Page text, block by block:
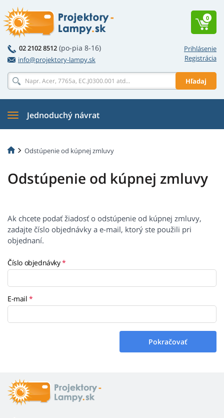
Prihlásenie
Registrácia
02 2102 8512 (po-pia 8-16)
info@projektory-lampy.sk
Hľadaj
0
Jednoduchý návrat
Odstúpenie od kúpnej zmluvy
Odstúpenie od kúpnej zmluvy
Ak chcete podať žiadosť o odstúpenie od kúpnej zmluvy,
zadajte číslo objednávky a e-mail, ktorý ste použili pri
objednaní.
Číslo objednávky
E-mail
Pokračovať